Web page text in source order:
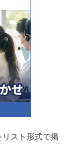
スト形式で掲